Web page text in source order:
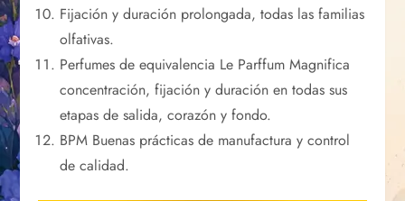
Fijación y duración prolongada, todas las familias
olfativas.
Perfumes de equivalencia Le Parffum Magnifica
concentración, fijación y duración en todas sus
etapas de salida, corazón y fondo.
BPM Buenas prácticas de manufactura y control
de calidad.